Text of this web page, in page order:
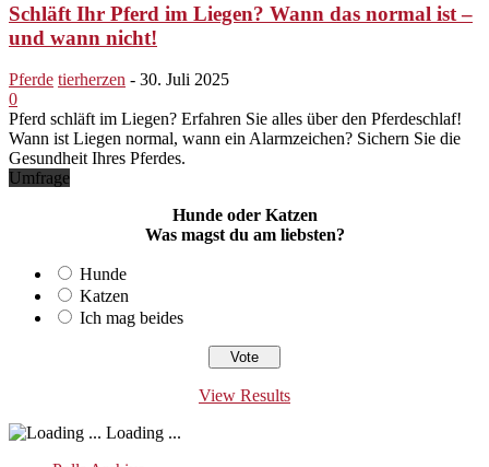
Schläft Ihr Pferd im Liegen? Wann das normal ist –
und wann nicht!
Pferde tierherzen - 30. Juli 2025
0
Pferd schläft im Liegen? Erfahren Sie alles über den Pferdeschlaf!
Wann ist Liegen normal, wann ein Alarmzeichen? Sichern Sie die
Gesundheit Ihres Pferdes.
Umfrage
Hunde oder Katzen
Was magst du am liebsten?
Hunde
Katzen
Ich mag beides
View Results
Loading ...